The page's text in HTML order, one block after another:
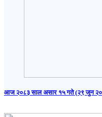
आज २०८३ साल असार १५ गते (२९ जुन